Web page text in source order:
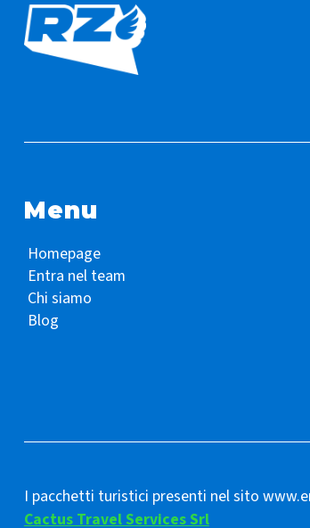
Menu
Homepage
Entra nel team
Chi siamo
Blog
I pacchetti turistici presenti nel sito
Cactus Travel Services Srl